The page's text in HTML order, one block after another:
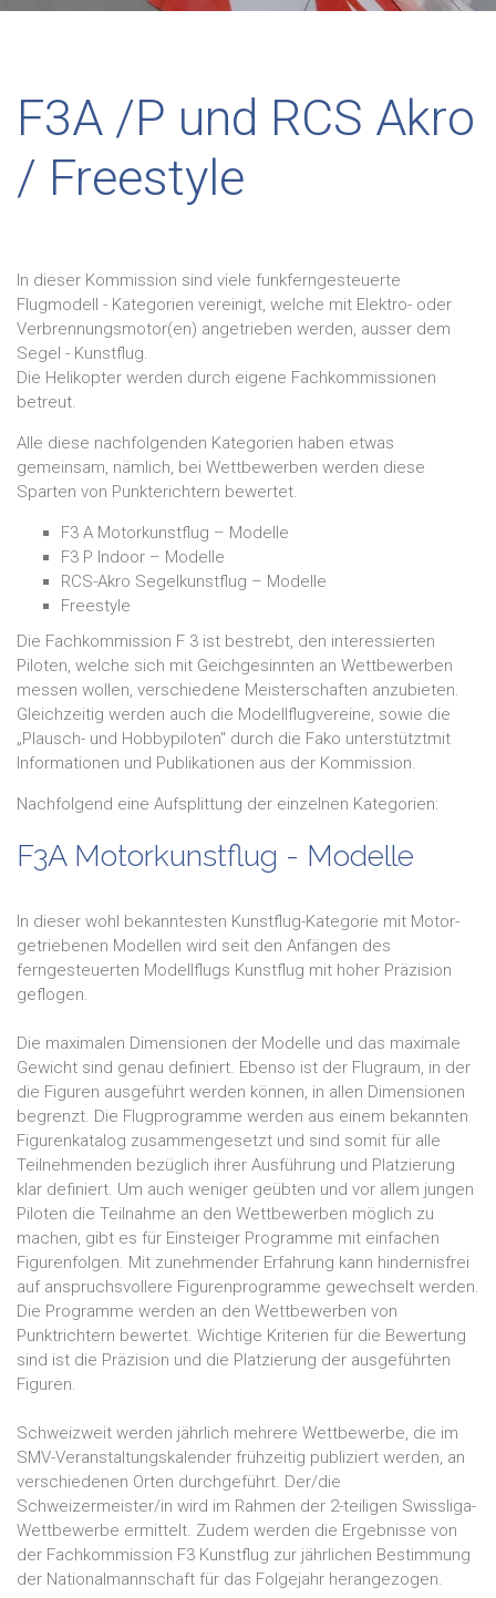
F3A /P und RCS Akro
/ Freestyle
In dieser Kommission sind viele funkferngesteuerte
Flugmodell - Kategorien vereinigt, welche mit Elektro- oder
Verbrennungsmotor(en) angetrieben werden, ausser dem
Segel - Kunstflug.
Die Helikopter werden durch eigene Fachkommissionen
betreut.
Alle diese nachfolgenden Kategorien haben etwas
gemeinsam, nämlich, bei Wettbewerben werden diese
Sparten von Punkterichtern bewertet.
F3 A Motorkunstflug – Modelle
F3 P Indoor – Modelle
RCS-Akro Segelkunstflug – Modelle
Freestyle
Die Fachkommission F 3 ist bestrebt, den interessierten
Piloten, welche sich mit Geichgesinnten an Wettbewerben
messen wollen, verschiedene Meisterschaften anzubieten.
Gleichzeitig werden auch die Modellflugvereine, sowie die
„Plausch- und Hobbypiloten" durch die Fako unterstütztmit
Informationen und Publikationen aus der Kommission.
Nachfolgend eine Aufsplittung der einzelnen Kategorien:
F3A Motorkunstflug - Modelle
In dieser wohl bekanntesten Kunstflug-Kategorie mit Motor-
getriebenen Modellen wird seit den Anfängen des
ferngesteuerten Modellflugs Kunstflug mit hoher Präzision
geflogen.
Die maximalen Dimensionen der Modelle und das maximale
Gewicht sind genau definiert. Ebenso ist der Flugraum, in der
die Figuren ausgeführt werden können, in allen Dimensionen
begrenzt. Die Flugprogramme werden aus einem bekannten
Figurenkatalog zusammengesetzt und sind somit für alle
Teilnehmenden bezüglich ihrer Ausführung und Platzierung
klar definiert. Um auch weniger geübten und vor allem jungen
Piloten die Teilnahme an den Wettbewerben möglich zu
machen, gibt es für Einsteiger Programme mit einfachen
Figurenfolgen. Mit zunehmender Erfahrung kann hindernisfrei
auf anspruchsvollere Figurenprogramme gewechselt werden.
Die Programme werden an den Wettbewerben von
Punktrichtern bewertet. Wichtige Kriterien für die Bewertung
sind ist die Präzision und die Platzierung der ausgeführten
Figuren.
Schweizweit werden jährlich mehrere Wettbewerbe, die im
SMV-Veranstaltungskalender frühzeitig publiziert werden, an
verschiedenen Orten durchgeführt. Der/die
Schweizermeister/in wird im Rahmen der 2-teiligen Swissliga-
Wettbewerbe ermittelt. Zudem werden die Ergebnisse von
der Fachkommission F3 Kunstflug zur jährlichen Bestimmung
der Nationalmannschaft für das Folgejahr herangezogen.